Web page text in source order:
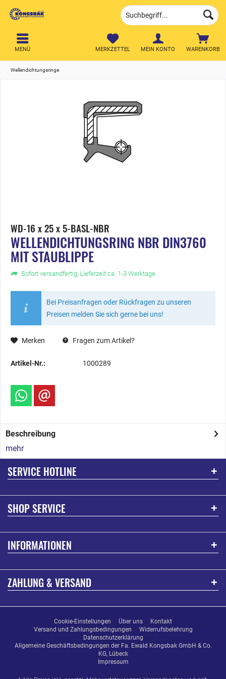
WARENKORB
MERKZETTEL MEIN KONTO
MENÜ
Wellendichtungsringe
WD-16 x 25 x 5-BASL-NBR
WELLENDICHTUNGSRING NBR DIN3760
MIT STAUBLIPPE
Sofort versandfertig, Lieferzeit ca. 1-3 Werktage
Bei Preisanfragen oder Rückfragen zu unseren
Preisen melden Sie sich gerne bei uns!
Merken Fragen zum Artikel?
Artikel-Nr.: 1000289
Beschreibung
mehr
SERVICE HOTLINE
SHOP SERVICE
INFORMATIONEN
ZAHLUNG & VERSAND
Cookie-Einstellungen Über uns
Kontakt
Versand und Zahlungsbedingungen
Widerrufsbelehrung
Datenschutzerklärung
Allgemeine Geschäftsbedingungen der Fa. Ewald Kongsbak GmbH & Co.
KG, Lübeck
Impressum